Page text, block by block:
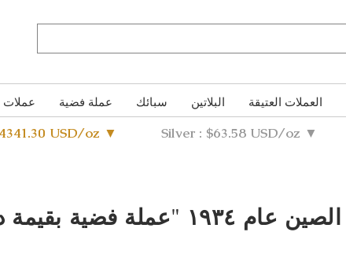
عملات عملة فضية سبائك البلاتين العملات العتيقة
USD/oz ▼ Silver : $63.58 USD/oz ▼
عملة فضية لجمهورية الصين عام